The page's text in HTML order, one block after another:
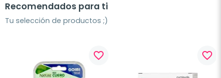
Recomendados para ti
Tu selección de productos ;)
favorite_border favorite_border